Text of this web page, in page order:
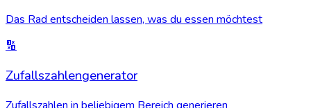
Das Rad entscheiden lassen, was du essen möchtest
🔢
Zufallszahlengenerator
Zufallszahlen in beliebigem Bereich generieren